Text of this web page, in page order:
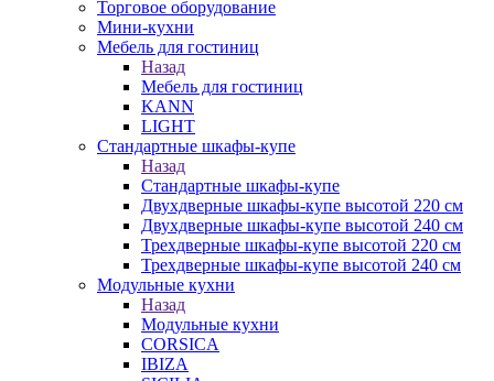
Торговое оборудование
Мини-кухни
Мебель для гостиниц
Назад
Мебель для гостиниц
KANN
LIGHT
Стандартные шкафы-купе
Назад
Стандартные шкафы-купе
Двухдверные шкафы-купе высотой 220 см
Двухдверные шкафы-купе высотой 240 см
Трехдверные шкафы-купе высотой 220 см
Трехдверные шкафы-купе высотой 240 см
Модульные кухни
Назад
Модульные кухни
CORSICA
IBIZA